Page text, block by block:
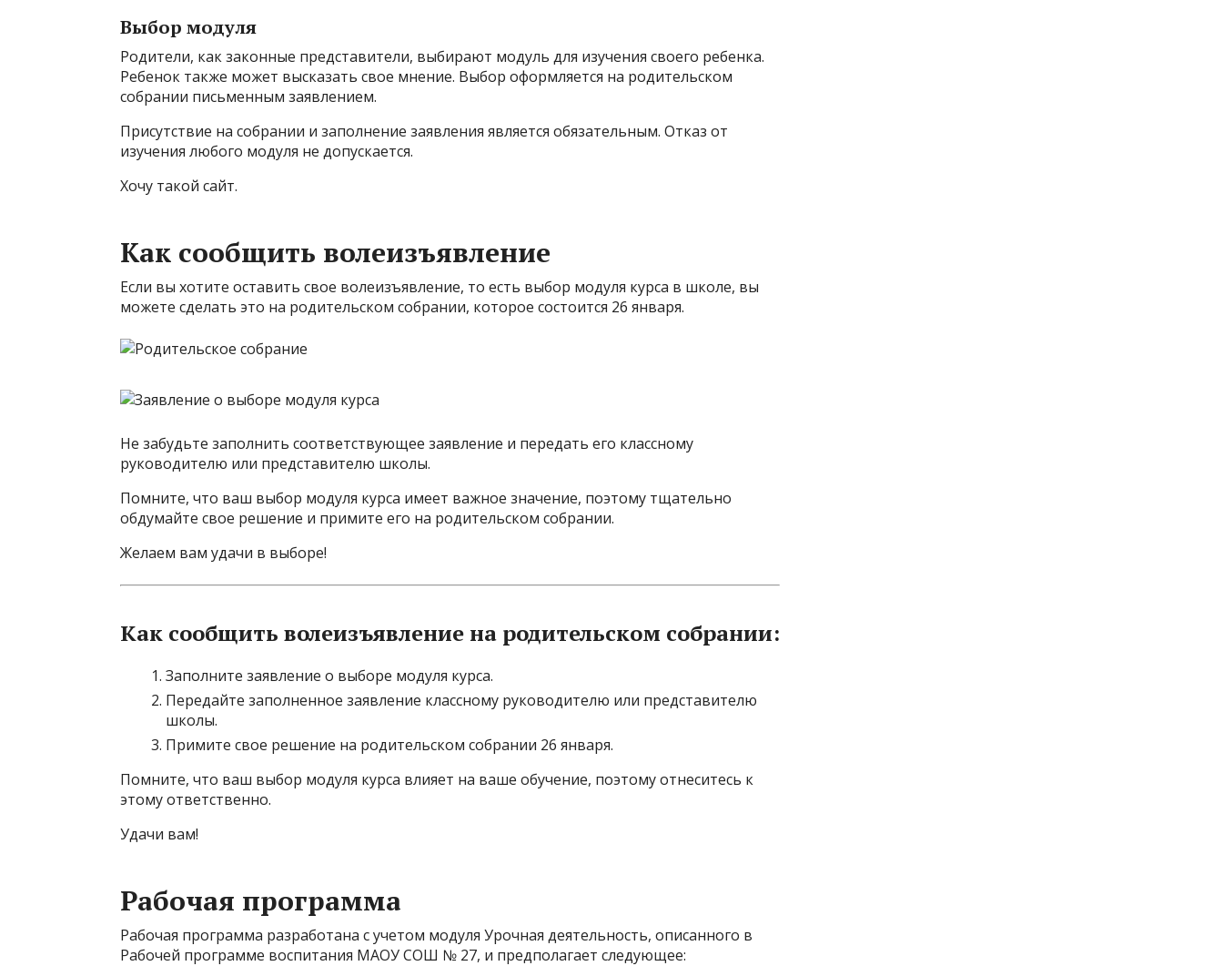
Выбор модуля
Родители, как законные представители, выбирают модуль для изучения своего ребенка.
Ребенок также может высказать свое мнение. Выбор оформляется на родительском
собрании письменным заявлением.
Присутствие на собрании и заполнение заявления является обязательным. Отказ от
изучения любого модуля не допускается.
Хочу такой сайт.
Как сообщить волеизъявление
Если вы хотите оставить свое волеизъявление, то есть выбор модуля курса в школе, вы
можете сделать это на родительском собрании, которое состоится 26 января.
Не забудьте заполнить соответствующее заявление и передать его классному
руководителю или представителю школы.
Помните, что ваш выбор модуля курса имеет важное значение, поэтому тщательно
обдумайте свое решение и примите его на родительском собрании.
Желаем вам удачи в выборе!
Как сообщить волеизъявление на родительском собрании:
Заполните заявление о выборе модуля курса.
Передайте заполненное заявление классному руководителю или представителю
школы.
Примите свое решение на родительском собрании 26 января.
Помните, что ваш выбор модуля курса влияет на ваше обучение, поэтому отнеситесь к
этому ответственно.
Удачи вам!
Рабочая программа
Рабочая программа разработана с учетом модуля Урочная деятельность, описанного в
Рабочей программе воспитания МАОУ СОШ № 27, и предполагает следующее: